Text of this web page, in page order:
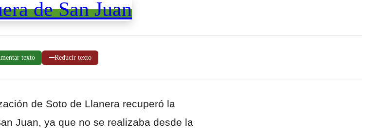
texto ➖Reducir texto
de Soto de Llanera recuperó la
Juan, ya que no se realizaba desde la